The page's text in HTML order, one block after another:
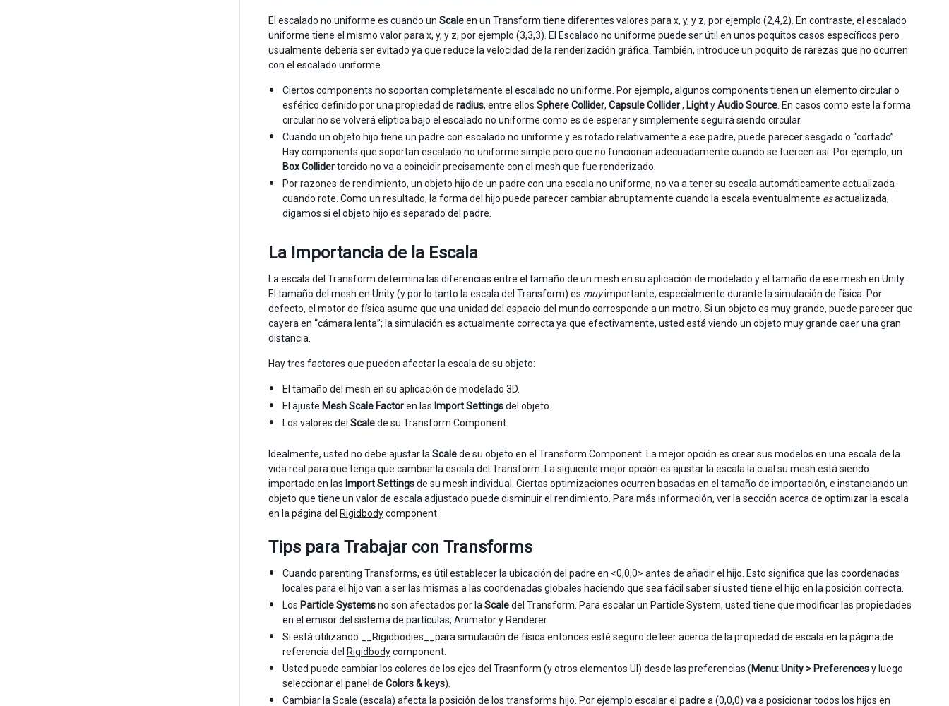
El escalado no uniforme es cuando un Scaleen un Transform tiene diferentes valores para x, y, y z; por ejemplo (2,4,2). En contraste, el escalado
uniforme tiene el mismo valor para x, y, y z; por ejemplo (3,3,3). El Escalado no uniforme puede ser útil en unos poquitos casos específicos pero
usualmente debería ser evitado ya que reduce la velocidad de la renderización gráfica. También, introduce un poquito de rarezas que no ocurren
con el escalado uniforme.
Ciertos components no soportan completamente el escalado no uniforme. Por ejemplo, algunos components tienen un elemento circular o
esférico definido por una propiedad de radius, entre ellos Sphere Collider, Capsule Collider, LightyAudio Source . En casos como este la forma
circular no se volverá elíptica bajo el escalado no uniforme como es de esperar y simplemente seguirá siendo circular.
Cuando un objeto hijo tiene un padre con escalado no uniforme y es rotado relativamente a ese padre, puede parecer sesgado o “cortado”.
Hay components que soportan escalado no uniforme simple pero que no funcionan adecuadamente cuando se tuercen así. Por ejemplo, un
Box Collidertorcido no va a coincidir precisamente con el mesh que fue renderizado.
Por razones de rendimiento, un objeto hijo de un padre con una escala no uniforme, no va a tener su escala automáticamente actualizada
cuando rote. Como un resultado, la forma del hijo puede parecer cambiar abruptamente cuando la escala eventualmente esactualizada,
digamos si el objeto hijo es separado del padre.
La Importancia de la Escala
La escala del Transform determina las diferencias entre el tamaño de un mesh en su aplicación de modelado y el tamaño de ese mesh en Unity.
El tamaño del mesh en Unity (y por lo tanto la escala del Transform) es muyimportante, especialmente durante la simulación de física. Por
defecto, el motor de física asume que una unidad del espacio del mundo corresponde a un metro. Si un objeto es muy grande, puede parecer que
cayera en “cámara lenta”; la simulación es actualmente correcta ya que efectivamente, usted está viendo un objeto muy grande caer una gran
distancia.
Hay tres factores que pueden afectar la escala de su objeto:
El tamaño del mesh en su aplicación de modelado 3D.
El ajuste Mesh Scale Factoren las Import Settingsdel objeto.
Los valores del Scalede su Transform Component.
Idealmente, usted no debe ajustar la Scalede su objeto en el Transform Component. La mejor opción es crear sus modelos en una escala de la
vida real para que tenga que cambiar la escala del Transform. La siguiente mejor opción es ajustar la escala la cual su mesh está siendo
importado en las Import Settingsde su mesh individual. Ciertas optimizaciones ocurren basadas en el tamaño de importación, e instanciando un
objeto que tiene un valor de escala adjustado puede disminuir el rendimiento. Para más información, ver la sección acerca de optimizar la escala
en la página del Rigidbodycomponent.
Tips para Trabajar con Transforms
Cuando parenting Transforms, es útil establecer la ubicación del padre en <0,0,0> antes de añadir el hijo. Esto significa que las coordenadas
locales para el hijo van a ser las mismas a las coordenadas globales haciendo que sea fácil saber si usted tiene el hijo en la posición correcta.
Los Particle Systemsno son afectados por la Scaledel Transform. Para escalar un Particle System, usted tiene que modificar las propiedades
en el emisor del sistema de partículas, Animator y Renderer.
Si está utilizando __Rigidbodies__para simulación de física entonces esté seguro de leer acerca de la propiedad de escala en la página de
referencia del Rigidbodycomponent.
Usted puede cambiar los colores de los ejes del Trasnform (y otros elementos UI) desde las preferencias (Menu: Unity > Preferencesy luego
seleccionar el panel de Colors & keys).
Cambiar la Scale (escala) afecta la posición de los transforms hijo. Por ejemplo escalar el padre a (0,0,0) va a posicionar todos los hijos en